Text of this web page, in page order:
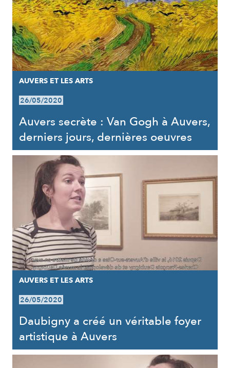
AUVERS ET LES ARTS
26/05/2020
Auvers secrète : Van Gogh à Auvers,
derniers jours, dernières oeuvres
AUVERS ET LES ARTS
26/05/2020
Daubigny a créé un véritable foyer
artistique à Auvers